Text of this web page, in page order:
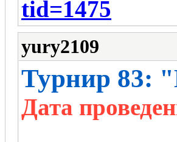
tid=1475
yury2109
Турнир 83:
Дата